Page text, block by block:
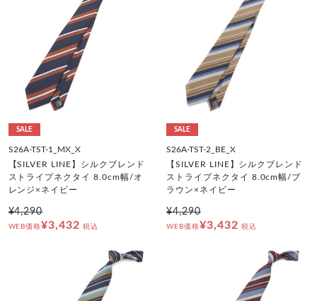
SALE
S26A-TST-1_MX_X
【SILVER LINE】シルクブレンド
ストライプネクタイ 8.0cm幅/オ
レンジ×ネイビー
¥4,290
WEB価格¥3,432 税込
SALE
S26A-TST-2_BE_X
【SILVER LINE】シルクブレンド
ストライプネクタイ 8.0cm幅/ブ
ラウン×ネイビー
¥4,290
WEB価格¥3,432 税込